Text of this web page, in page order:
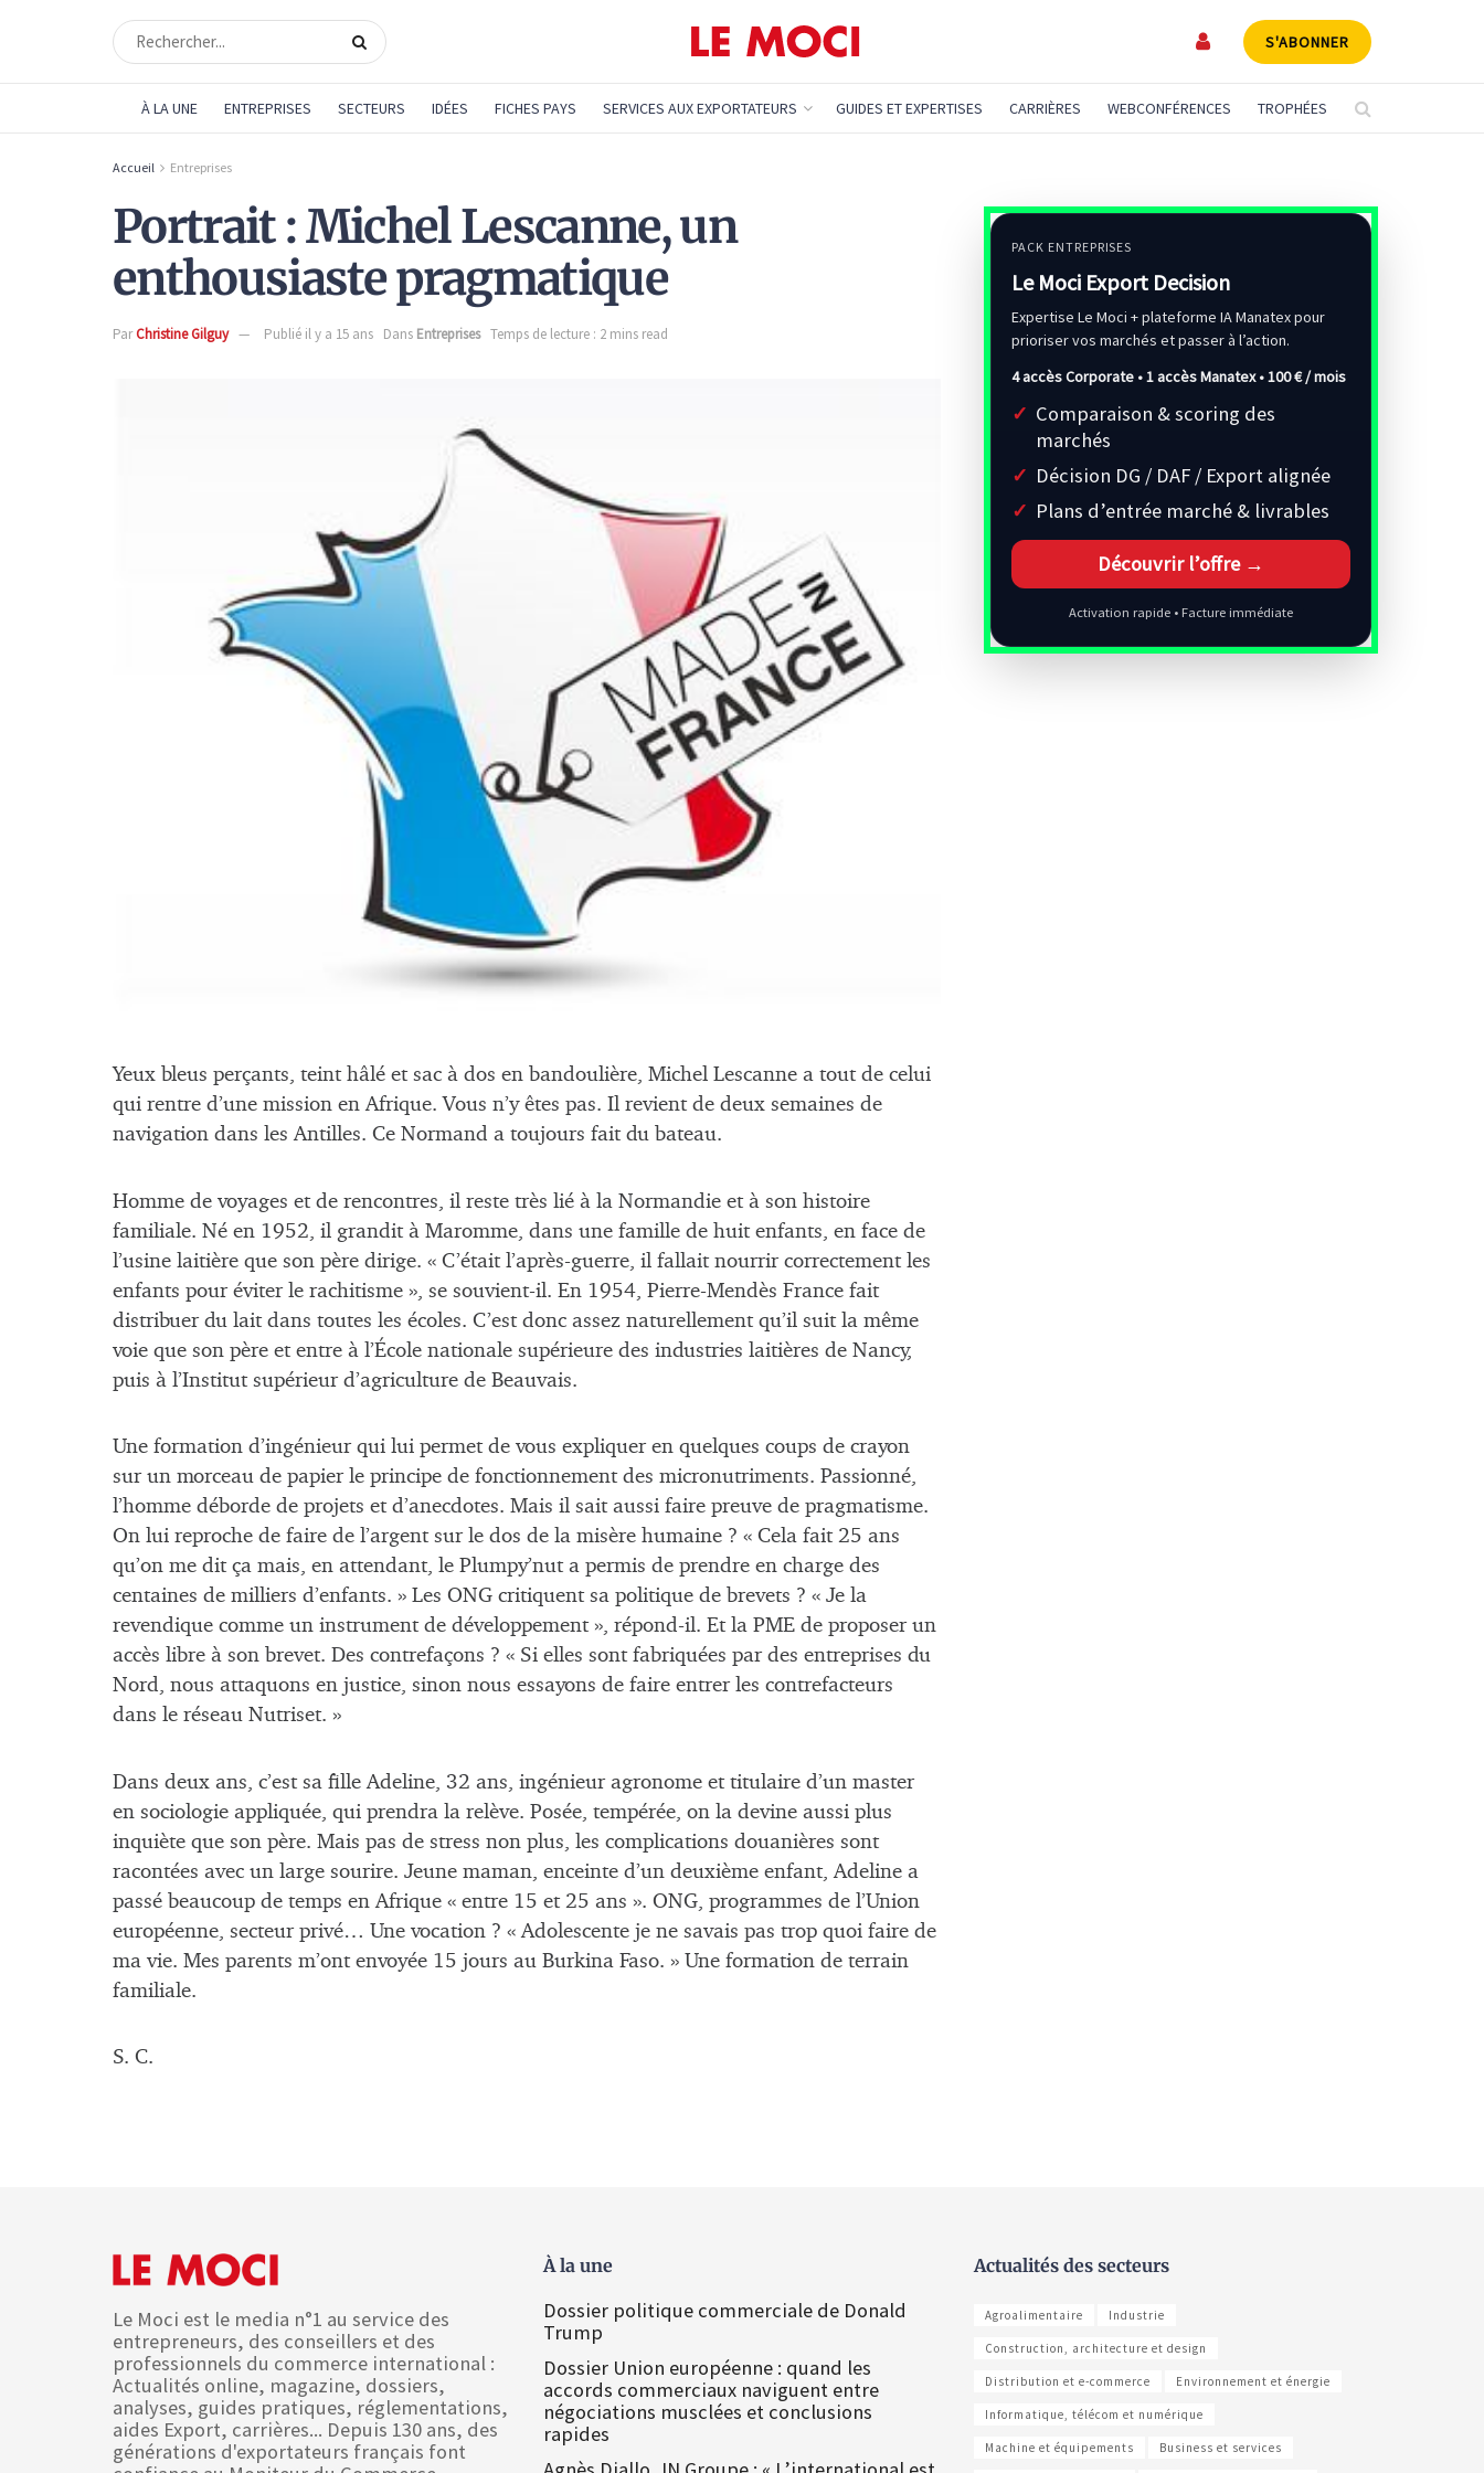
S'ABONNER
À LA UNE ENTREPRISES SECTEURS IDÉES FICHES PAYS SERVICES AUX EXPORTATEURS GUIDES ET EXPERTISES CARRIÈRES WEBCONFÉRENCES TROPHÉES
Accueil Entreprises
Portrait : Michel Lescanne, un
enthousiaste pragmatique
ParChristine Gilguy Publié il y a 15 ans Dans Entreprises Temps de lecture : 2 mins read
Yeux bleus perçants, teint hâlé et sac à dos en bandoulière, Michel Lescanne a tout de celui
qui rentre d’une mission en Afrique. Vous n’y êtes pas. Il revient de deux semaines de
navigation dans les Antilles. Ce Normand a toujours fait du bateau.
Homme de voyages et de rencontres, il reste très lié à la Normandie et à son histoire
familiale. Né en 1952, il grandit à Maromme, dans une famille de huit enfants, en face de
l’usine laitière que son père dirige. « C’était l’après-guerre, il fallait nourrir correctement les
enfants pour éviter le rachitisme », se souvient-il. En 1954, Pierre-Mendès France fait
distribuer du lait dans toutes les écoles. C’est donc assez naturellement qu’il suit la même
voie que son père et entre à l’École nationale supérieure des industries laitières de Nancy,
puis à l’Institut supérieur d’agriculture de Beauvais.
Une formation d’ingénieur qui lui permet de vous expliquer en quelques coups de crayon
sur un morceau de papier le principe de fonctionnement des micronutriments. Passionné,
l’homme déborde de projets et d’anecdotes. Mais il sait aussi faire preuve de pragmatisme.
On lui reproche de faire de l’argent sur le dos de la misère humaine ? « Cela fait 25 ans
qu’on me dit ça mais, en attendant, le Plumpy’nut a permis de prendre en charge des
centaines de milliers d’enfants. » Les ONG critiquent sa politique de brevets ? « Je la
revendique comme un instrument de développement », répond-il. Et la PME de proposer un
accès libre à son brevet. Des contrefaçons ? « Si elles sont fabriquées par des entreprises du
Nord, nous attaquons en justice, sinon nous essayons de faire entrer les contrefacteurs
dans le réseau Nutriset. »
Dans deux ans, c’est sa fille Adeline, 32 ans, ingénieur agronome et titulaire d’un master
en sociologie appliquée, qui prendra la relève. Posée, tempérée, on la devine aussi plus
inquiète que son père. Mais pas de stress non plus, les complications douanières sont
racontées avec un large sourire. Jeune maman, enceinte d’un deuxième enfant, Adeline a
passé beaucoup de temps en Afrique « entre 15 et 25 ans ». ONG, programmes de l’Union
européenne, secteur privé… Une vocation ? « Adolescente je ne savais pas trop quoi faire de
ma vie. Mes parents m’ont envoyée 15 jours au Burkina Faso. » Une formation de terrain
familiale.
S. C.
PACK ENTREPRISES
Le Moci Export Decision
Expertise Le Moci + plateforme IA Manatex pour
prioriser vos marchés et passer à l’action.
4 accès Corporate • 1 accès Manatex •100 € / mois
Comparaison & scoring des
marchés
Décision DG / DAF / Export alignée
Plans d’entrée marché & livrables
Découvrir l’offre →
Activation rapide • Facture immédiate
Le Moci est le media n°1 au service des
entrepreneurs, des conseillers et des
professionnels du commerce international :
Actualités online, magazine, dossiers,
analyses, guides pratiques, réglementations,
aides Export, carrières... Depuis 130 ans, des
générations d'exportateurs français font
À la une
Dossier politique commerciale de Donald
Trump
Dossier Union européenne : quand les
accords commerciaux naviguent entre
négociations musclées et conclusions
rapides
Actualités des secteurs
Agroalimentaire Industrie
Construction, architecture et design
Distribution et e-commerce Environnement et énergie
Informatique, télécom et numérique
Machine et équipements Business et services